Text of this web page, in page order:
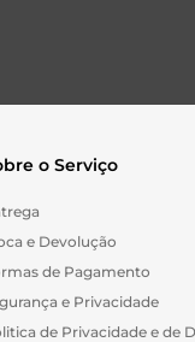
o Serviço
e Devolução
de Pagamento
e Privacidade
de Privacidade e de